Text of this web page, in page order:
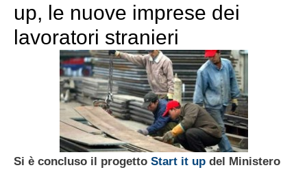
up, le nuove imprese dei
lavoratori stranieri
Si è concluso il progetto Start it up del Ministero